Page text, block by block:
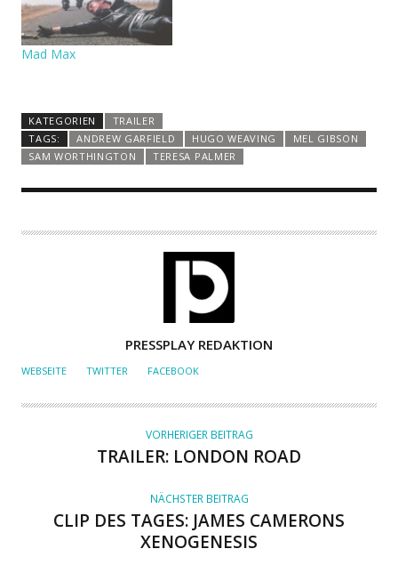
Mad Max
KATEGORIEN
TRAILER
TAGS:
ANDREW GARFIELD HUGO WEAVING
MEL GIBSON
SAM WORTHINGTON
TERESA PALMER
U
O
PRESSPLAY REDAKTION
WEBSEITE TWITTER FACEBOOK
VORHERIGER BEITRAG
TRAILER: LONDON ROAD
NÄCHSTER BEITRAG
CLIP DES TAGES: JAMES CAMERONS
XENOGENESIS